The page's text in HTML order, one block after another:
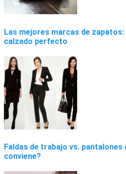
Las mejores marcas de zapatos:
calzado perfecto
Faldas de trabajo vs. pantalones
conviene?